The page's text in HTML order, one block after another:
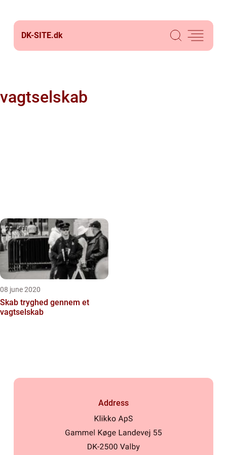
DK-SITE.dk
vagtselskab
08 june 2020
Skab tryghed gennem et
vagtselskab
Address